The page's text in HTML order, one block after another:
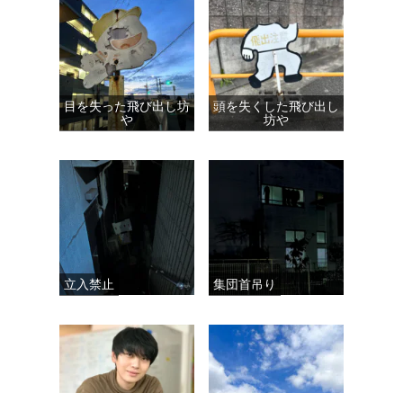
目を失った飛び出し坊
や
頭を失くした飛び出し
坊や
立入禁止 集団首吊り